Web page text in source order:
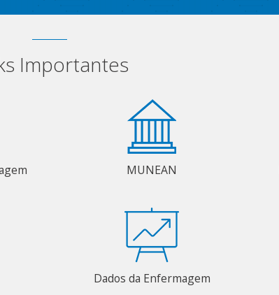
Importantes
MUNEAN
Dados da Enfermagem